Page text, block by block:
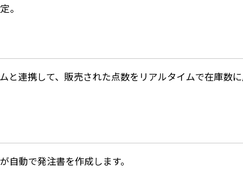
。
と連携して、販売された点数をリアルタイムで在庫数
自動で発注書を作成します。